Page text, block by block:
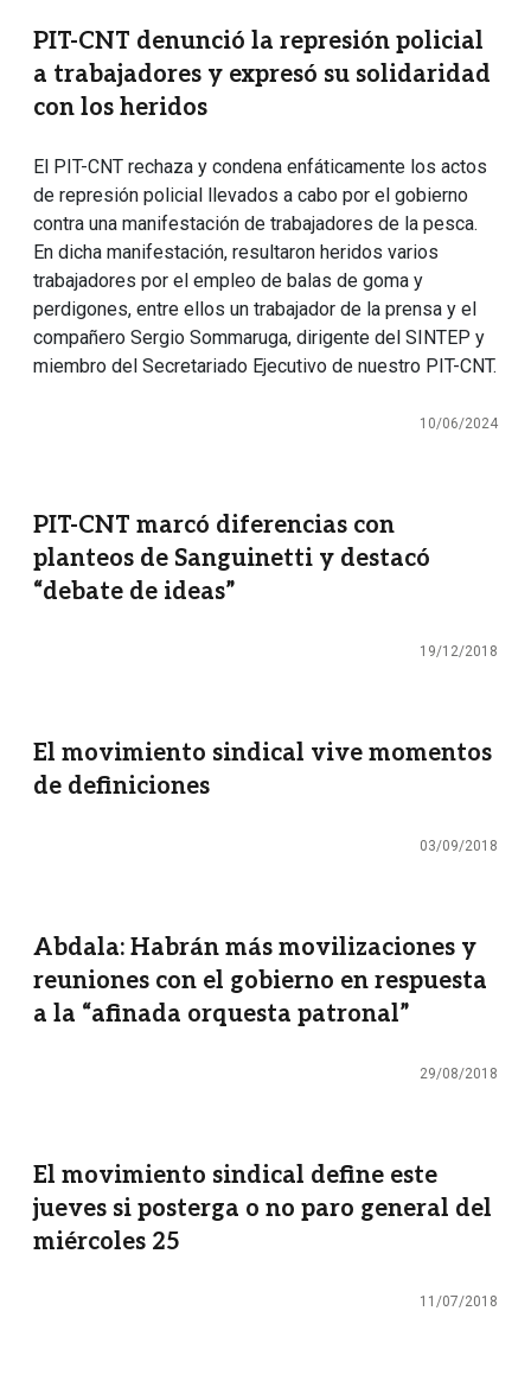
PIT-CNT denunció la represión policial
a trabajadores y expresó su solidaridad
con los heridos
El PIT-CNT rechaza y condena enfáticamente los actos
de represión policial llevados a cabo por el gobierno
contra una manifestación de trabajadores de la pesca.
En dicha manifestación, resultaron heridos varios
trabajadores por el empleo de balas de goma y
perdigones, entre ellos un trabajador de la prensa y el
compañero Sergio Sommaruga, dirigente del SINTEP y
miembro del Secretariado Ejecutivo de nuestro PIT-CNT.
10/06/2024
PIT-CNT marcó diferencias con
planteos de Sanguinetti y destacó
“debate de ideas”
19/12/2018
El movimiento sindical vive momentos
de definiciones
03/09/2018
Abdala: Habrán más movilizaciones y
reuniones con el gobierno en respuesta
a la “afinada orquesta patronal”
29/08/2018
El movimiento sindical define este
jueves si posterga o no paro general del
miércoles 25
11/07/2018